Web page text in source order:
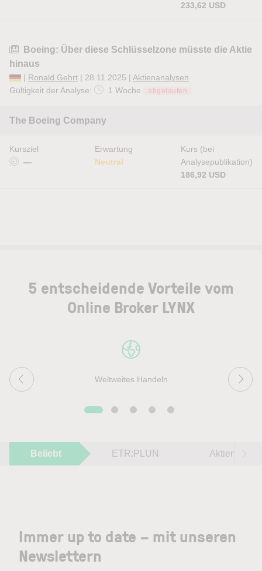
233,62 USD
Boeing: Über diese Schlüsselzone müsste die Aktie
hinaus
| Ronald Gehrt | 28.11.2025 | Aktienanalysen
Gültigkeit der Analyse:
1 Woche abgelaufen
The Boeing Company
Kursziel
—
Erwartung
Neutral
Kurs (bei
Analysepublikation)
186,92 USD
5 entscheidende Vorteile vom
Online Broker LYNX
Weltweites Handeln
Beliebt ETR:PLUN Aktien im
Immer up to date – mit unseren
Newslettern